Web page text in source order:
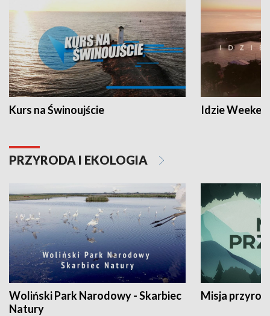
Kurs na Świnoujście Idzie
PRZYRODA I EKOLOGIA
Woliński Park Narodowy - Skarbiec
Natury
Misja